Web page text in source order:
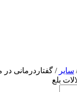
/ گفتاردرمانی در